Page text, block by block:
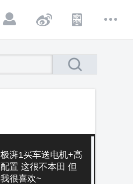
极湃1买车送电机+高
配置 这很不本田 但
我很喜欢~